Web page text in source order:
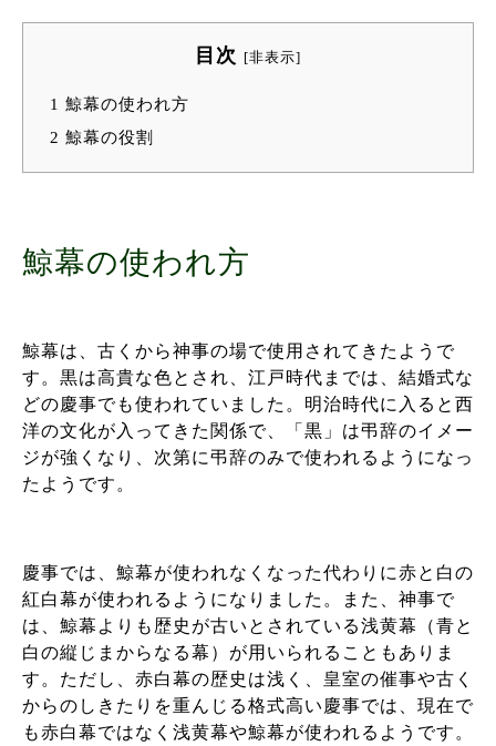
目次 [非表示]
1 鯨幕の使われ方
2 鯨幕の役割
鯨幕の使われ方
鯨幕は、古くから神事の場で使用されてきたようで
す。黒は高貴な色とされ、江戸時代までは、結婚式な
どの慶事でも使われていました。明治時代に入ると西
洋の文化が入ってきた関係で、「黒」は弔辞のイメー
ジが強くなり、次第に弔辞のみで使われるようになっ
たようです。
慶事では、鯨幕が使われなくなった代わりに赤と白の
紅白幕が使われるようになりました。また、神事で
は、鯨幕よりも歴史が古いとされている浅黄幕（青と
白の縦じまからなる幕）が用いられることもありま
す。ただし、赤白幕の歴史は浅く、皇室の催事や古く
からのしきたりを重んじる格式高い慶事では、現在で
も赤白幕ではなく浅黄幕や鯨幕が使われるようです。